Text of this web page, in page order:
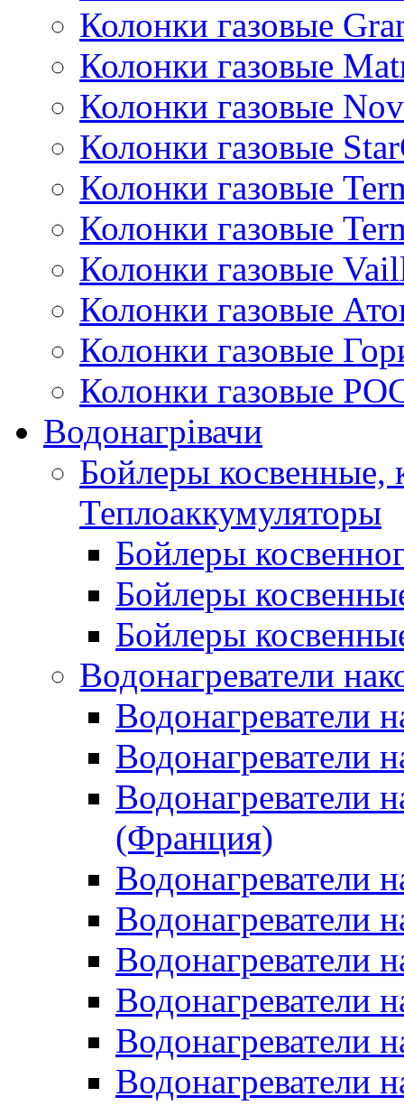
Колонки газовые
Колонки газовые
Колонки газовые
Колонки газовые
Колонки газовые
Колонки газовые
Колонки газовые
Колонки газовые
Колонки газовые
Колонки газовые
Водонагрівачи
Бойлеры косвенные,
Теплоаккумуляторы
Бойлеры
Бойлеры
Бойлеры
Водонагреватели
Водонагреватели
Водонагреватели
Водонагреватели
(Франция)
Водонагреватели
Водонагреватели
Водонагреватели
Водонагреватели
Водонагреватели
Водонагреватели